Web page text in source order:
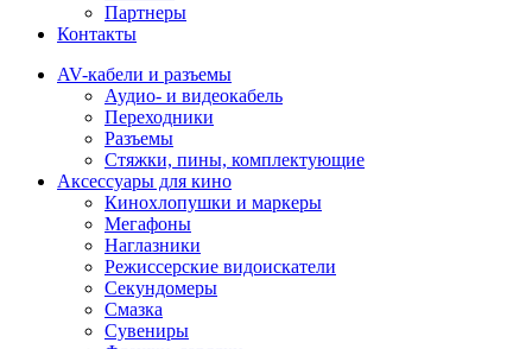
Партнеры
Контакты
AV-кабели и разъемы
Аудио- и видеокабель
Переходники
Разъемы
Стяжки, пины, комплектующие
Аксессуары для кино
Кинохлопушки и маркеры
Мегафоны
Наглазники
Режиссерские видоискатели
Секундомеры
Смазка
Сувениры